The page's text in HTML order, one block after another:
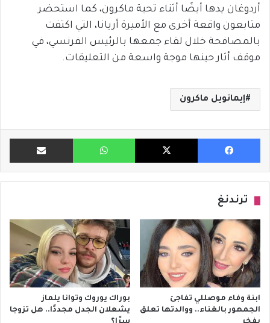
أردوغان يدها أيضًا أثناء تحية ماكرون، كما استحضر
متابعون واقعة أخرى مع الأميرة أريانا، التي اكتفت
بالمصافحة خلال لقاء جمعها بالرئيس الفرنسي، في
موقف أثار حينها موجة واسعة من التعليقات.
إيمانويل ماكرون
فيسبوك X واتساب مشاركة
ترندنغ
ابنة وفاء موصللي تفاجئ
الجمهور بالغناء.. ووالدتها تعلق
بوراك يوروك وتوانا يلماز
يشعلان الجدل مجددًا.. هل تزوجا